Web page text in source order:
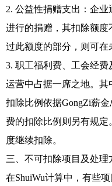
2. 公益性捐赠支出：企业
进行的捐赠，其扣除额度
过此额度的部分，则可在
3. 职工福利费、工会经
运营中占据一席之地。
扣除比例依据GongZi薪
费的扣除比例则另有规
度继续扣除。
三、不可扣除项目及处理
在ShuiWu计算中，有些